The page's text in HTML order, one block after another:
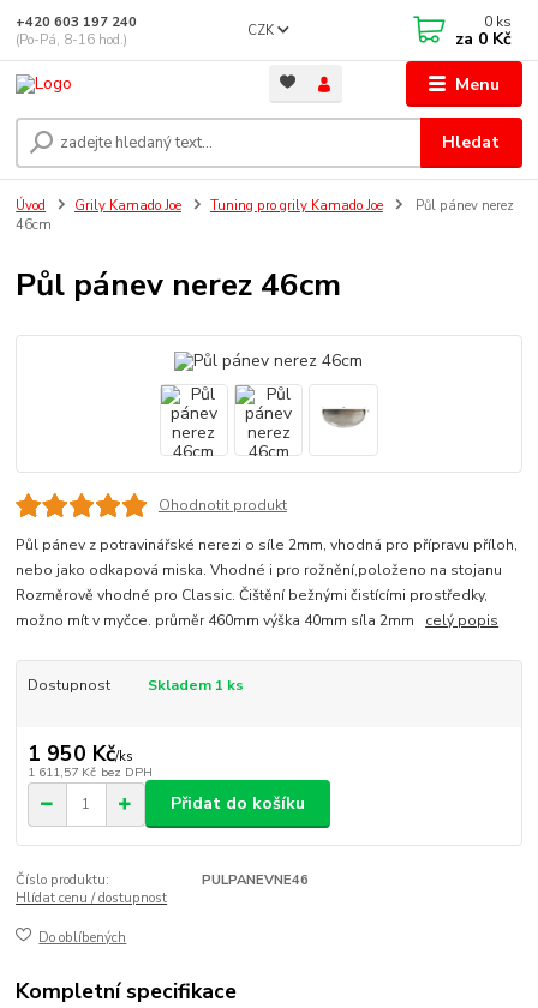
Menu
CZK
Hledat
+420 603 197 240
(Po-Pá, 8-16 hod.)
0 ks
za 0 Kč
Úvod Grily Kamado Joe Tuning pro grily Kamado Joe
Půl pánev nerez
46cm
Půl pánev nerez 46cm
Ohodnotit produkt
Půl pánev z potravinářské nerezi o síle 2mm, vhodná pro přípravu příloh,
nebo jako odkapová miska. Vhodné i pro rožnění,položeno na stojanu
Rozměrově vhodné pro Classic. Čištění bežnými čistícími prostředky,
možno mít v myčce. průměr 460mm výška 40mm síla 2mm celý popis
Dostupnost Skladem 1 ks
1 950 Kč/ks
1 611,57 Kč bez DPH
Přidat do košíku
Číslo produktu:
PULPANEVNE46
Hlídat cenu / dostupnost
Do oblíbených
Kompletní specifikace